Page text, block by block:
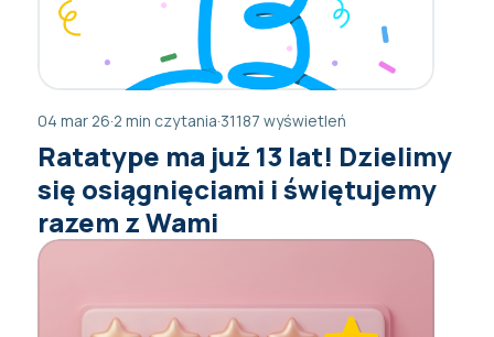
04 mar 26·2 min czytania·31187 wyświetleń
Ratatype ma już 13 lat! Dzielimy
się osiągnięciami i świętujemy
razem z Wami